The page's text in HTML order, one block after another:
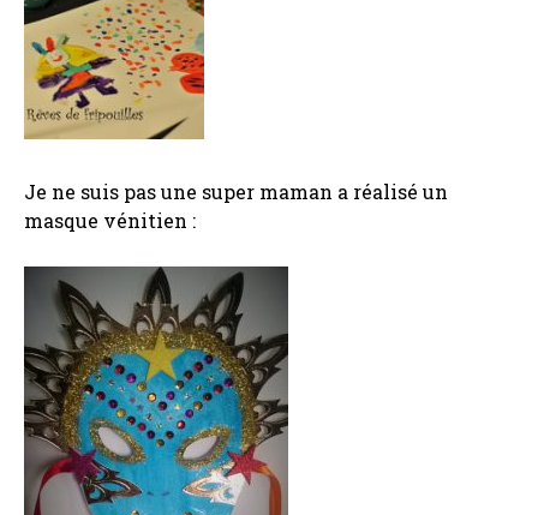
Je ne suis pas une super maman a réalisé un
masque vénitien :